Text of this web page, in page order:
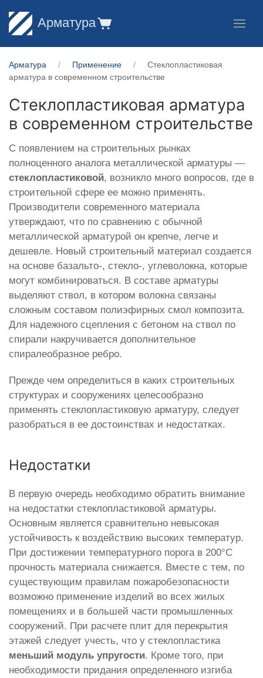
Арматура
Арматура Применение
Стеклопластиковая
арматура в современном строительстве
Стеклопластиковая арматура
в современном строительстве
С появлением на строительных рынках
полноценного аналога металлической арматуры —
стеклопластиковой, возникло много вопросов, где в
строительной сфере ее можно применять.
Производители современного материала
утверждают, что по сравнению с обычной
металлической арматурой он крепче, легче и
дешевле. Новый строительный материал создается
на основе базальто-, стекло-, углеволокна, которые
могут комбинироваться. В составе арматуры
выделяют ствол, в котором волокна связаны
сложным составом полиэфирных смол композита.
Для надежного сцепления с бетоном на ствол по
спирали накручивается дополнительное
спиралеобразное ребро.
Прежде чем определиться в каких строительных
структурах и сооружениях целесообразно
применять стеклопластиковую арматуру, следует
разобраться в ее достоинствах и недостатках.
Недостатки
В первую очередь необходимо обратить внимание
на недостатки стеклопластиковой арматуры.
Основным является сравнительно невысокая
устойчивость к воздействию высоких температур.
При достижении температурного порога в 200°С
прочность материала снижается. Вместе с тем, по
существующим правилам пожаробезопасности
возможно применение изделий во всех жилых
помещениях и в большей части промышленных
сооружений. При расчете плит для перекрытия
этажей следует учесть, что у стеклопластика
меньший модуль упругости. Кроме того, при
необходимости придания определенного изгиба